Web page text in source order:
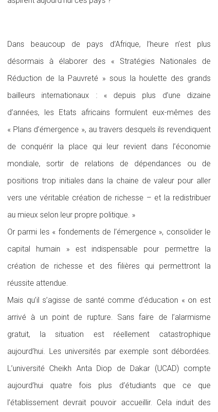
Dans beaucoup de pays d’Afrique, l’heure n’est plus
désormais à élaborer des « Stratégies Nationales de
Réduction de la Pauvreté » sous la houlette des grands
bailleurs internationaux : « depuis plus d’une dizaine
d’années, les Etats africains formulent eux-mêmes des
« Plans d’émergence », au travers desquels ils revendiquent
de conquérir la place qui leur revient dans l’économie
mondiale, sortir de relations de dépendances ou de
positions trop initiales dans la chaine de valeur pour aller
vers une véritable création de richesse – et la redistribuer
au mieux selon leur propre politique. »
Or parmi les « fondements de l’émergence », consolider le
capital humain » est indispensable pour permettre la
création de richesse et des filières qui permettront la
réussite attendue.
Mais qu’il s’agisse de santé comme d’éducation « on est
arrivé à un point de rupture. Sans faire de l’alarmisme
gratuit, la situation est réellement catastrophique
aujourd’hui. Les universités par exemple sont débordées.
L’université Cheikh Anta Diop de Dakar (UCAD) compte
aujourd’hui quatre fois plus d’étudiants que ce que
l’établissement devrait pouvoir accueillir. Cela induit des